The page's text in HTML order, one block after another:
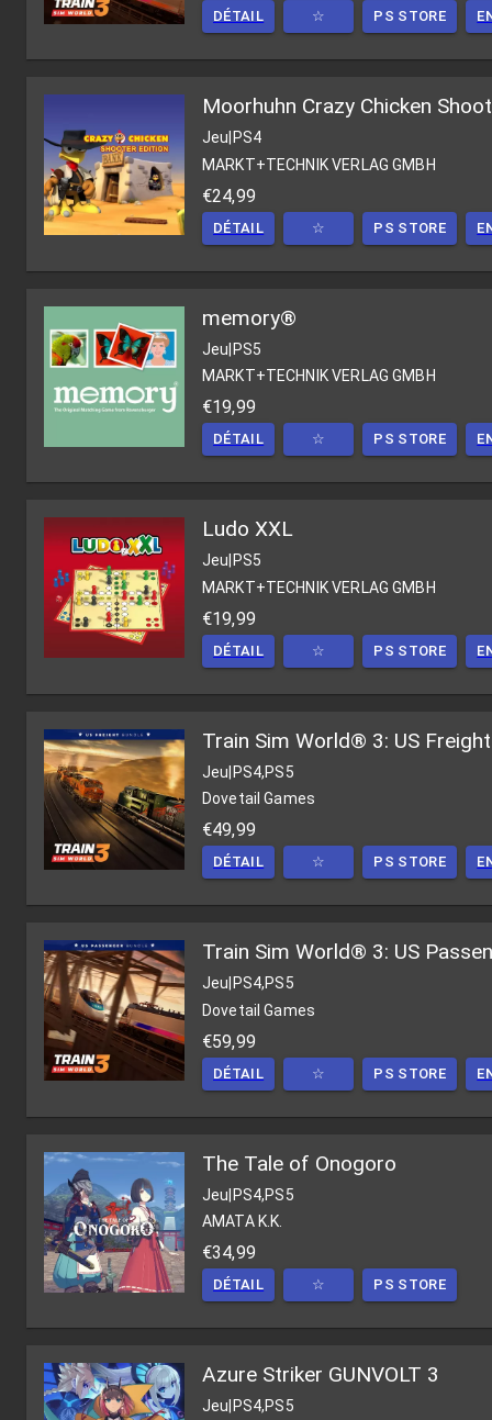
DÉTAIL ☆ PS STORE
Moorhuhn Crazy Chicken
Jeu PS4
MARKT+TECHNIK VERLAG GMBH
€24,99
DÉTAIL ☆ PS STORE
memory®
Jeu|PS5
MARKT+TECHNIK VERLAG GMBH
€19,99
DÉTAIL ☆ PS STORE
Ludo XXL
Jeu PS5
MARKT+TECHNIK VERLAG GMBH
€19,99
DÉTAIL ☆ PS STORE
Train Sim World® 3: US
Jeu|PS4,PS5
Dovetail Games
€49,99
DÉTAIL ☆ PS STORE
Train Sim World® 3: US
Jeu PS4,PS5
Dovetail Games
€59,99
DÉTAIL ☆ PS STORE
The Tale of Onogoro
Jeu|PS4,PS5
AMATA K.K.
€34,99
DÉTAIL ☆ PS STORE
Azure Striker GUNVOLT 3
Jeu PS4,PS5